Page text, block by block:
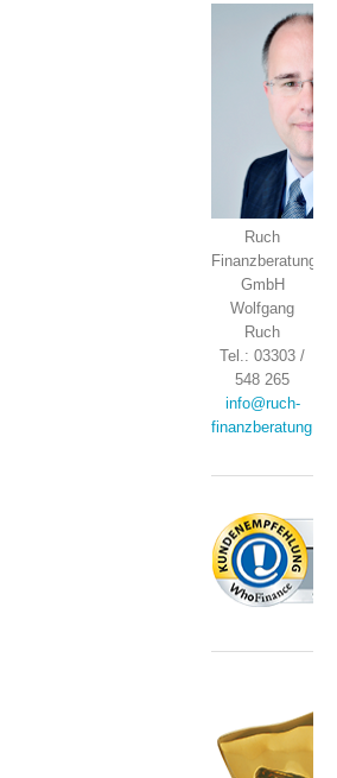
Ruch
Finanzberatung
GmbH
Wolfgang
Ruch
Tel.: 03303 /
548 265
info@ruch-
finanzberatung.de